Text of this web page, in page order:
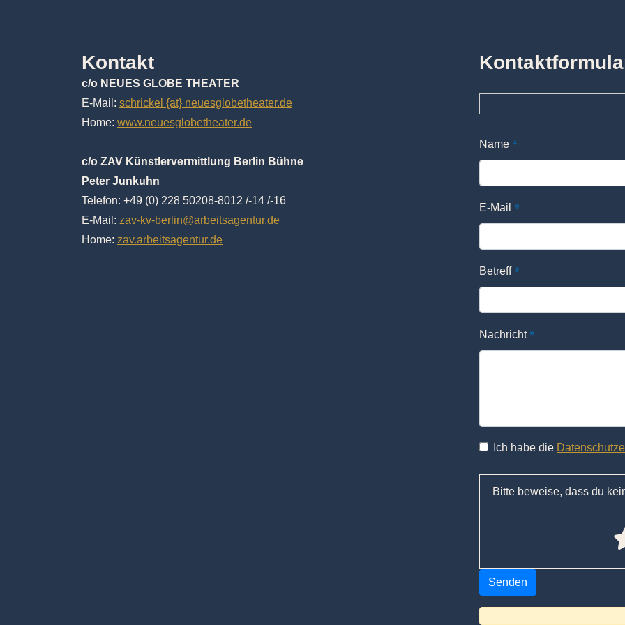
Kontakt
c/o NEUES GLOBE THEATER
E-Mail: schrickel {at} neuesglobetheater.de
Home: www.neuesglobetheater.de
c/o ZAV Künstlervermittlung Berlin Bühne
Peter Junkuhn
Telefon: +49 (0) 228 50208-8012 /-14 /-16
E-Mail: zav-kv-berlin@arbeitsagentur.de
Home: zav.arbeitsagentur.de
Name *
E-Mail *
Betreff *
Nachricht *
Ich habe die
Bitte beweise, dass du